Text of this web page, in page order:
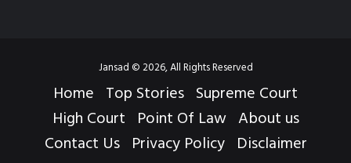
Jansad © 2026, All Rights Reserved
Home Top Stories Supreme Court
High Court Point Of Law About us
Contact Us Privacy Policy Disclaimer